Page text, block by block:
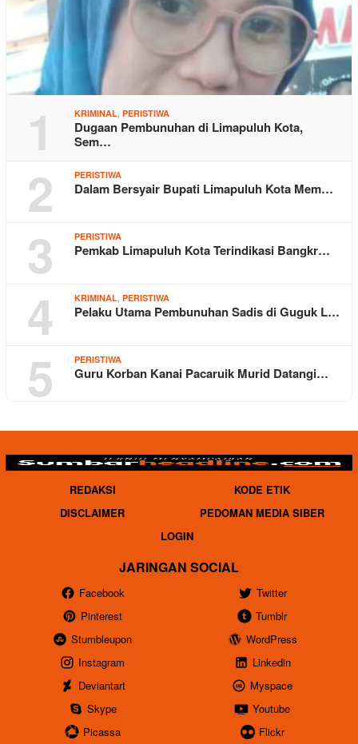
1 KRIMINAL PERISTIWA
Dugaan Pembunuhan di Limapuluh Kota,
Sem…
2 PERISTIWA
Dalam Bersyair Bupati Limapuluh Kota Mem…
3 PERISTIWA
Pemkab Limapuluh Kota Terindikasi Bangkr…
4 KRIMINAL PERISTIWA
Pelaku Utama Pembunuhan Sadis di Guguk L…
5 PERISTIWA
Guru Korban Kanai Pacaruik Murid Datangi…
REDAKSI
KODE ETIK
DISCLAIMER
PEDOMAN MEDIA SIBER
LOGIN
JARINGAN SOCIAL
Facebook
Twitter
Pinterest
Tumblr
Stumbleupon
WordPress
Instagram
Linkedin
Deviantart
Myspace
Skype
Youtube
Picassa
Flickr